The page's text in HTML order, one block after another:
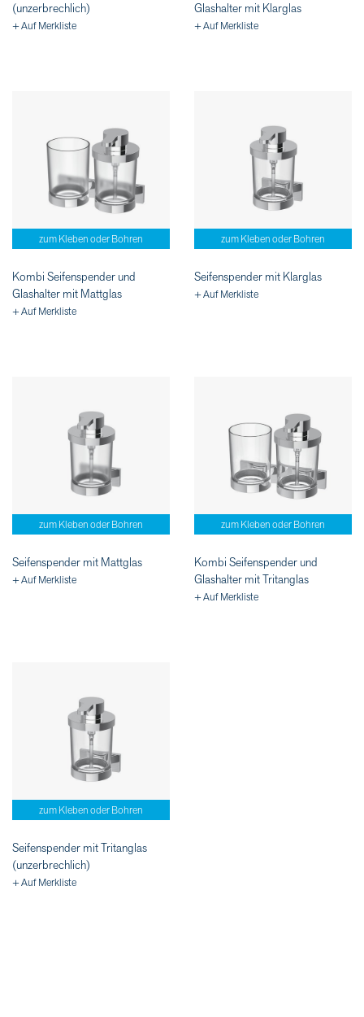
(unzerbrechlich)
+ Auf Merkliste
Glashalter mit Klarglas
+ Auf Merkliste
zum Kleben oder Bohren
Kombi Seifenspender und
Glashalter mit Mattglas
+ Auf Merkliste
zum Kleben oder Bohren
Seifenspender mit Klarglas
+ Auf Merkliste
zum Kleben oder Bohren
Seifenspender mit Mattglas
+ Auf Merkliste
zum Kleben oder Bohren
Kombi Seifenspender und
Glashalter mit Tritanglas
+ Auf Merkliste
zum Kleben oder Bohren
Seifenspender mit Tritanglas
(unzerbrechlich)
+ Auf Merkliste